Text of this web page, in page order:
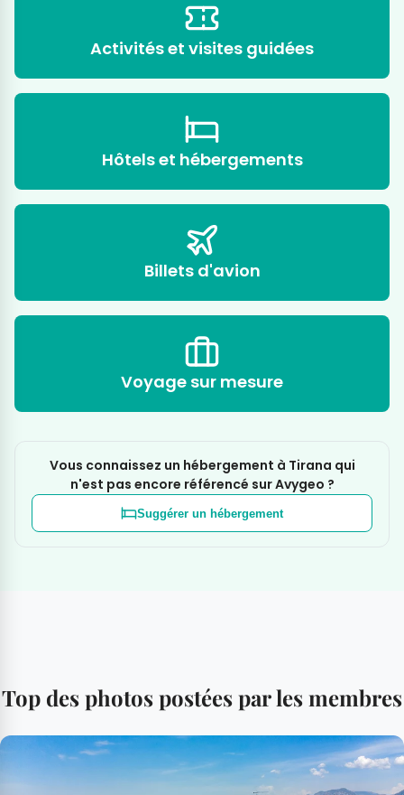
Activités et visites guidées
Hôtels et hébergements
Billets d'avion
Voyage sur mesure
Vous connaissez un hébergement à Tirana qui
n'est pas encore référencé sur Avygeo ?
Suggérer un hébergement
Top des photos postées par les membres